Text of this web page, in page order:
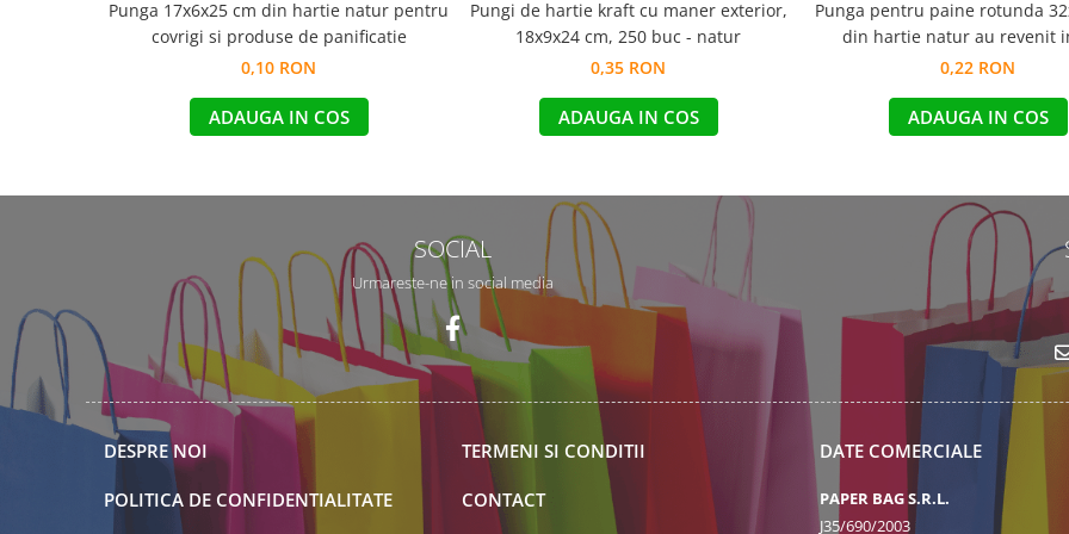
Punga 17x6x25 cm din hartie natur pentru
covrigi si produse de panificatie
0,10 RON
ADAUGA IN COS
Pungi de hartie kraft cu maner exterior,
18x9x24 cm, 250 buc - natur
0,35 RON
ADAUGA IN COS
Punga pentru paine rotunda
din hartie natur au revenit
0,22 RON
ADAUGA IN COS
SOCIAL
Urmareste-ne in social media
DESPRE NOI
POLITICA DE CONFIDENTIALITATE
TERMENI SI CONDITII
CONTACT
DATE COMERCIALE
PAPER BAG S.R.L.
J35/690/2003